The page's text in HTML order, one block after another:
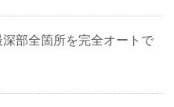
深部全箇所を完全オートで